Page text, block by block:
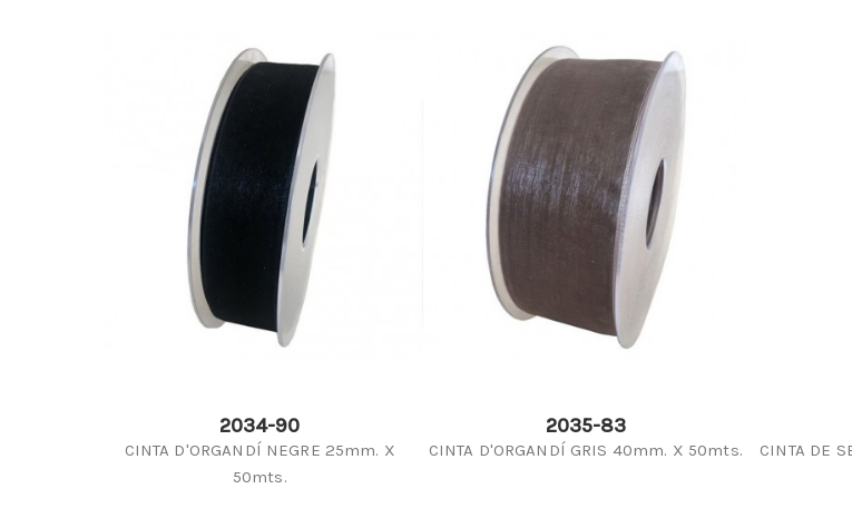
2034-90
CINTA D'ORGANDÍ NEGRE 25mm. X
50mts.
2035-83
CINTA D'ORGANDÍ GRIS 40mm. X 50mts. CINTA DE